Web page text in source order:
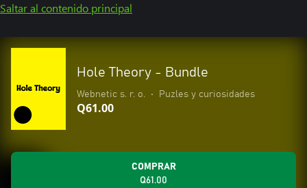
Saltar al contenido principal
Hole Theory - Bundle
Webnetic s. r. o. • Puzles y curiosidades
Q61.00
COMPRAR
Q61.00